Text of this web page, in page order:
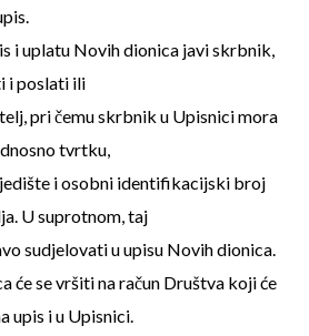
i uplatu Novih dionica javi skrbnik,
i poslati ili
pri čemu skrbnik u Upisnici mora
tvrtku,
i osobni identifikacijski broj
U suprotnom, taj
sudjelovati u upisu Novih dionica.
će se vršiti na račun Društva koji će
upis i u Upisnici.